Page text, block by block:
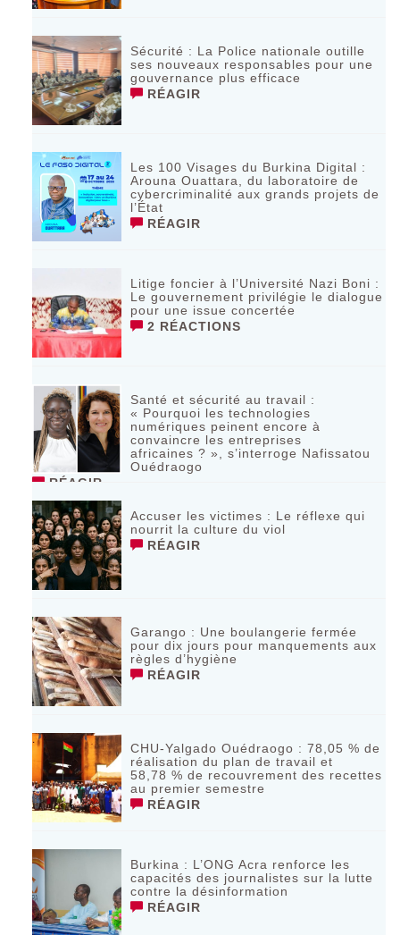
Sécurité : La Police nationale outille
ses nouveaux responsables pour une
gouvernance plus efficace
RÉAGIR
Les 100 Visages du Burkina Digital :
Arouna Ouattara, du laboratoire de
cybercriminalité aux grands projets de
l’État
RÉAGIR
Litige foncier à l’Université Nazi Boni :
Le gouvernement privilégie le dialogue
pour une issue concertée
2 RÉACTIONS
Santé et sécurité au travail :
« Pourquoi les technologies
numériques peinent encore à
convaincre les entreprises
africaines ? », s’interroge Nafissatou
Ouédraogo
RÉAGIR
Accuser les victimes : Le réflexe qui
nourrit la culture du viol
RÉAGIR
Garango : Une boulangerie fermée
pour dix jours pour manquements aux
règles d’hygiène
RÉAGIR
CHU-Yalgado Ouédraogo : 78,05 % de
réalisation du plan de travail et
58,78 % de recouvrement des recettes
au premier semestre
RÉAGIR
Burkina : L’ONG Acra renforce les
capacités des journalistes sur la lutte
contre la désinformation
RÉAGIR